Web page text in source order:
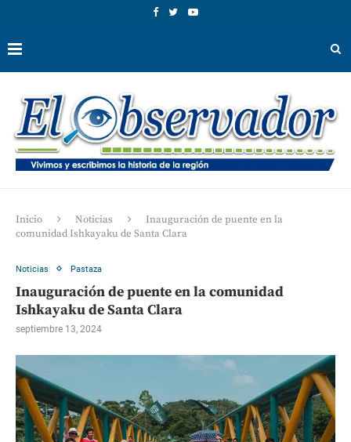
Inicio Noticias
Inauguración de puente en la
comunidad Ishkayaku de Santa Clara
Noticias Pastaza
Inauguración de puente en la comunidad
Ishkayaku de Santa Clara
septiembre 13, 2024